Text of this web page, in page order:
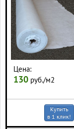
Цена:
130 руб./м2
Купить
в 1 клик!